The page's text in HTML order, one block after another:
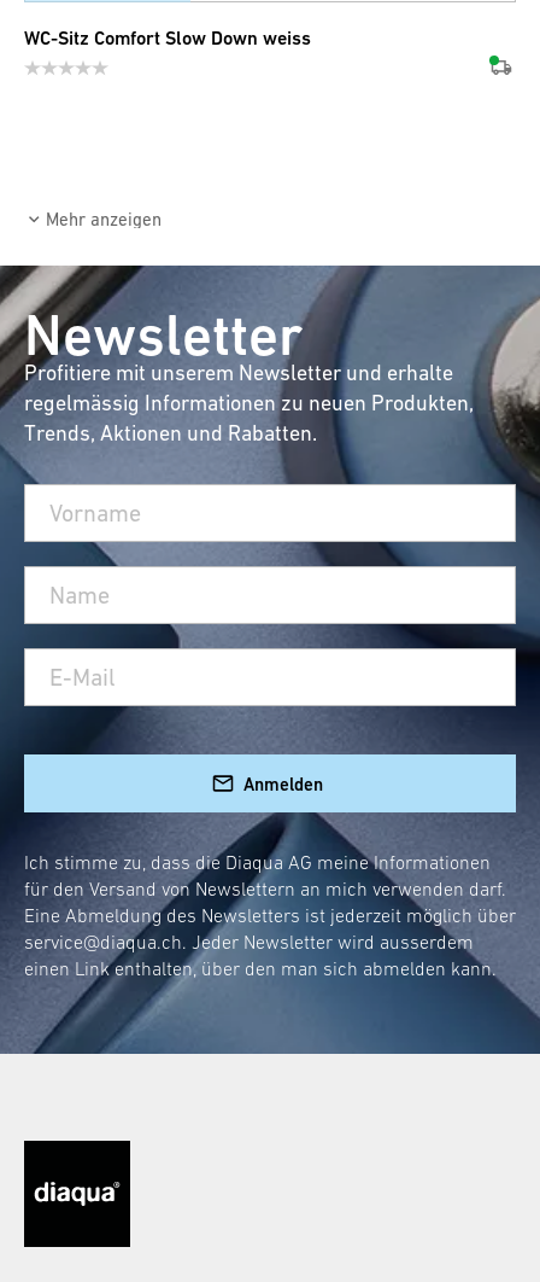
WC-Sitz Comfort Slow Down weiss
Mehr anzeigen
Newsletter
Profitiere mit unserem Newsletter und erhalte
regelmässig Informationen zu neuen Produkten,
Trends, Aktionen und Rabatten.
Anmelden
Ich stimme zu, dass die Diaqua AG meine Informationen
für den Versand von Newslettern an mich verwenden darf.
Eine Abmeldung des Newsletters ist jederzeit möglich über
service@diaqua.ch. Jeder Newsletter wird ausserdem
einen Link enthalten, über den man sich abmelden kann.